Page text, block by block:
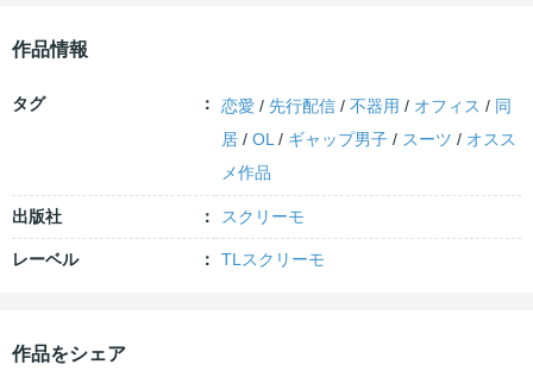
作品情報
タグ 恋愛 /先行配信 /不器用 / オフィス / 同
居 /OL / ギャップ男子 / スーツ / オスス
メ作品
出版社 スクリーモ
レーベル TLスクリーモ
作品をシェア